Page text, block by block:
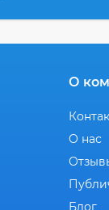
О
О нас
Блог